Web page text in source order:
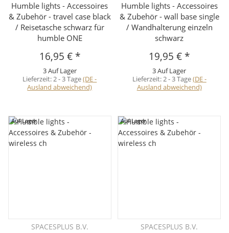
Humble lights - Accessoires
& Zubehör - travel case black
/ Reisetasche schwarz für
humble ONE
16,95 € *
3 Auf Lager
Lieferzeit:2 - 3 Tage(DE -
Ausland abweichend)
Humble lights - Accessoires
& Zubehör - wall base single
/ Wandhalterung einzeln
schwarz
19,95 € *
3 Auf Lager
Lieferzeit:2 - 3 Tage(DE -
Ausland abweichend)
Auf Lager
SPACESPLUS B.V.
Auf Lager
SPACESPLUS B.V.